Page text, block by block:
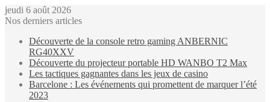
jeudi 6 août 2026
Nos derniers articles
Découverte de la console retro gaming ANBERNIC
RG40XXV
Découverte du projecteur portable HD WANBO T2 Max
Les tactiques gagnantes dans les jeux de casino
Barcelone : Les événements qui promettent de marquer l’été
2023